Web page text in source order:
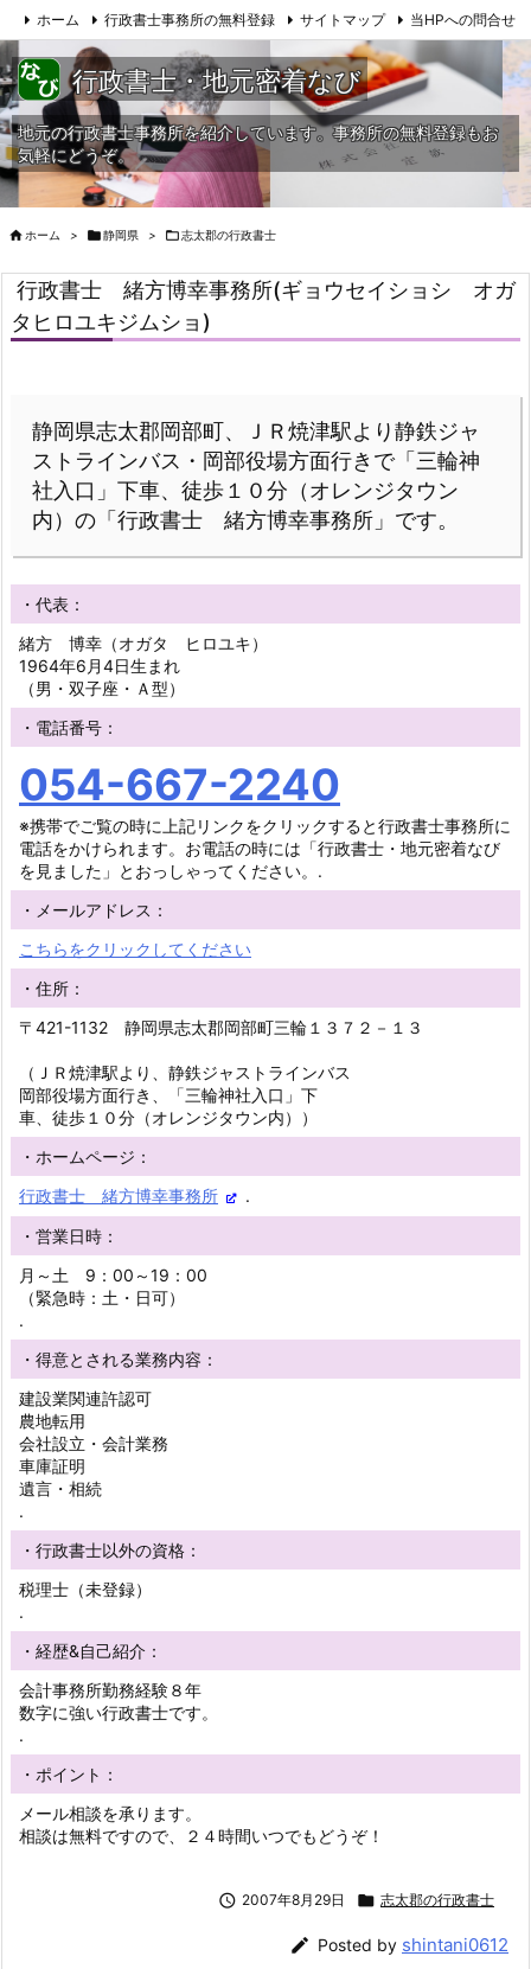
ホーム 行政書士事務所の無料登録 サイトマップ 当HPへの問合せ
行政書士・地元密着なび
地元の行政書士事務所を紹介しています。事務所の無料登録もお
気軽にどうぞ。
 ホーム > 静岡県 > 志太郡の行政書士
行政書士 緒方博幸事務所(ギョウセイショシ オガ
タヒロユキジムショ)
静岡県志太郡岡部町、ＪＲ焼津駅より静鉄ジャ
ストラインバス・岡部役場方面行きで「三輪神
社入口」下車、徒歩１０分（オレンジタウン
内）の「行政書士 緒方博幸事務所」です。
・代表：
緒方 博幸（オガタ ヒロユキ）
1964年6月4日生まれ
（男・双子座・Ａ型）
・電話番号：
054-667-2240
※携帯でご覧の時に上記リンクをクリックすると行政書士事務所に
電話をかけられます。お電話の時には「行政書士・地元密着なび
を見ました」とおっしゃってください。.
・メールアドレス：
こちらをクリックしてください
・住所：
〒421-1132 静岡県志太郡岡部町三輪１３７２－１３
（ＪＲ焼津駅より、静鉄ジャストラインバス
岡部役場方面行き、「三輪神社入口」下
車、徒歩１０分（オレンジタウン内））
・ホームページ：
行政書士 緒方博幸事務所
.
・営業日時：
月～土 9：00～19：00
（緊急時：土・日可）
.
・得意とされる業務内容：
建設業関連許認可
農地転用
会社設立・会計業務
車庫証明
遺言・相続
.
・行政書士以外の資格：
税理士（未登録）
.
・経歴&自己紹介：
会計事務所勤務経験８年
数字に強い行政書士です。
.
・ポイント：
メール相談を承ります。
相談は無料ですので、２４時間いつでもどうぞ！
 2007年8月29日  志太郡の行政書士
 Posted by shintani0612